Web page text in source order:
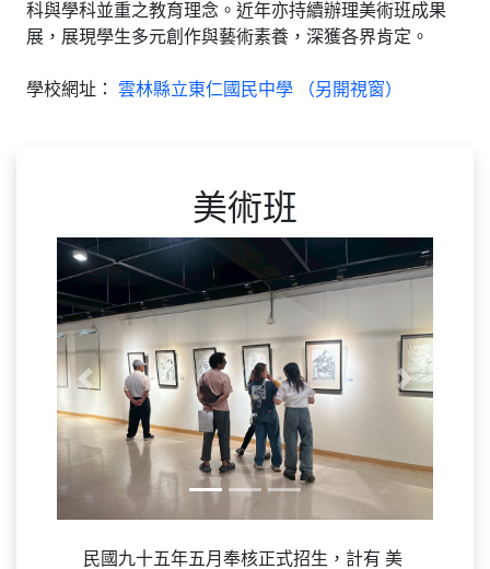
科與學科並重之教育理念。近年亦持續辦理美術班成果
展，展現學生多元創作與藝術素養，深獲各界肯定。
學校網址： 雲林縣立東仁國民中學 （另開視窗）
美術班
Previous Next
民國九十五年五月奉核正式招生，計有 美